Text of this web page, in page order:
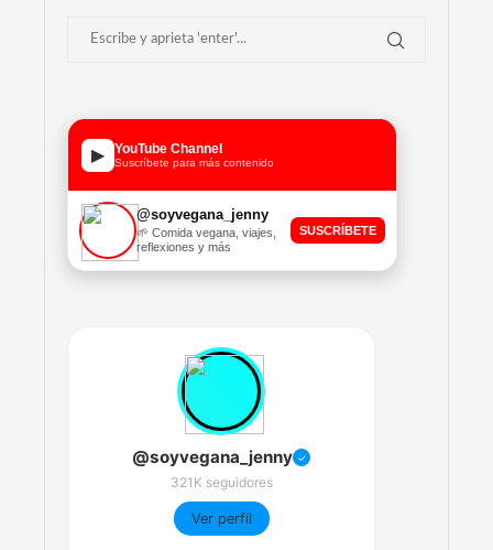
▶ YouTube Channel
Suscríbete para más contenido
@soyvegana_jenny
🌱 Comida vegana, viajes,
reflexiones y más
SUSCRÍBETE
@soyvegana_jenny ✓
321K seguidores
Ver perfil